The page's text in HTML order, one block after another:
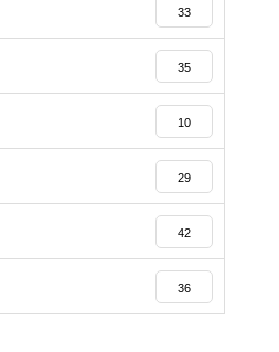
33
35
10
29
42
36